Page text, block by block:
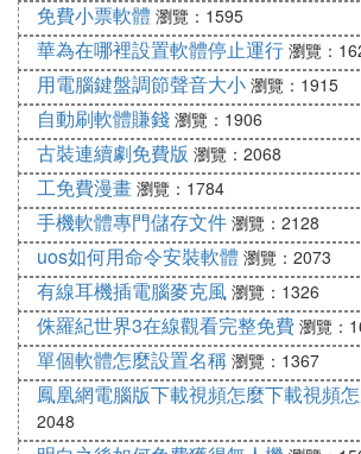
3、鍵入命令："user owner123456/
WNER用戶的口令更改為"123456"
一用戶（如：用戶名為abcdef，口
話，請鍵入"user abcdef 123456/
localgroupadministrators abcdef/
升為系統管理組administrators用戶
權。
4.DOS下刪
就可以了5.開機後按鍵盤的悄判叢
界面。找到UserPassword選項，其
態。
啟動並輸入用戶密碼（1~8位，英文
免費小票軟體 瀏覽：1595
華為在哪裡設置軟體停止運行 瀏覽：
用電腦鍵盤調節聲音大小 瀏覽：1915
自動刷軟體賺錢 瀏覽：1906
古裝連續劇免費版 瀏覽：2068
工免費漫畫 瀏覽：1784
手機軟體專門儲存文件 瀏覽：2128
uos如何用命令安裝軟體 瀏覽：2073
有線耳機插電腦麥克風 瀏覽：1326
侏羅紀世界3在線觀看完整免費 瀏覽：
單個軟體怎麼設置名稱 瀏覽：1367
鳳凰網電腦版下載視頻怎麼下載視頻
2048